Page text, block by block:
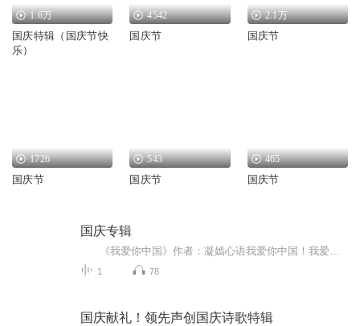
1.6万
国庆特辑（国庆节快
乐）
4542
国庆节
2.1万
国庆节
1726
国庆节
543
国庆节
465
国庆节
国庆专辑
1 78
国庆献礼！领先声创国庆诗歌特辑